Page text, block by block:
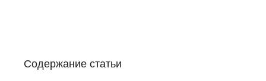
Содержание статьи